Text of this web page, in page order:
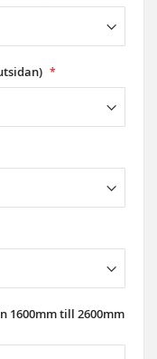
1600mm till 2600mm